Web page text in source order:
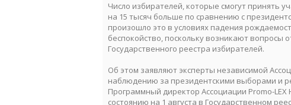
Число избирателей, которые смогут принять
на 15 тысяч больше по сравнению с
произошло это в условиях падения
беспокойство, поскольку возникают вопросы
Государственного реестра избирателей.
Об этом заявляют эксперты независимой
наблюдению за президентскими выборами и
Программный директор Ассоциации Promo-
состоянию на 1 августа в Государственном